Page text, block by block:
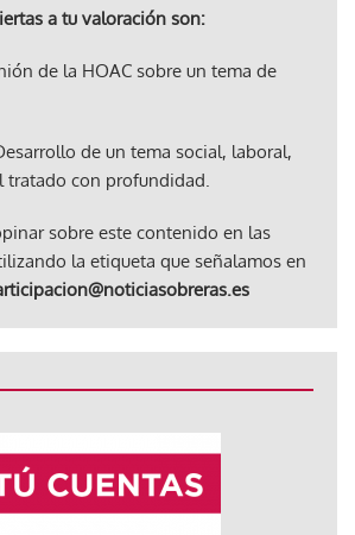
a tu valoración son:
de la HOAC sobre un tema de
de un tema social, laboral,
tratado con profundidad.
sobre este contenido en las
la etiqueta que señalamos en